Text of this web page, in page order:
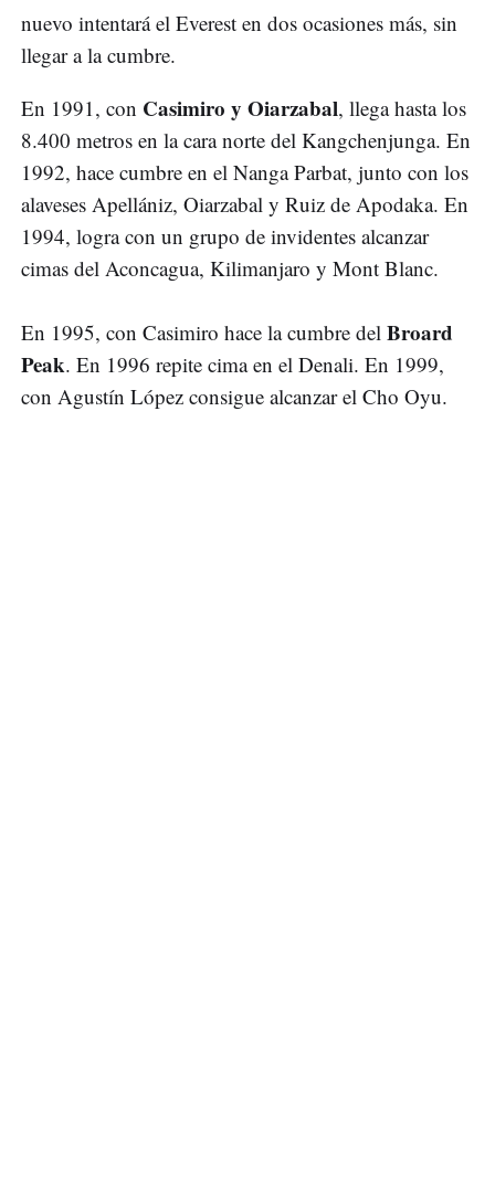
nuevo intentará el Everest en dos ocasiones más, sin
llegar a la cumbre.
En 1991, con Casimiro y Oiarzabal, llega hasta los
8.400 metros en la cara norte del Kangchenjunga. En
1992, hace cumbre en el Nanga Parbat, junto con los
alaveses Apellániz, Oiarzabal y Ruiz de Apodaka. En
1994, logra con un grupo de invidentes alcanzar
cimas del Aconcagua, Kilimanjaro y Mont Blanc.
En 1995, con Casimiro hace la cumbre del Broard
Peak. En 1996 repite cima en el Denali. En 1999,
con Agustín López consigue alcanzar el Cho Oyu.